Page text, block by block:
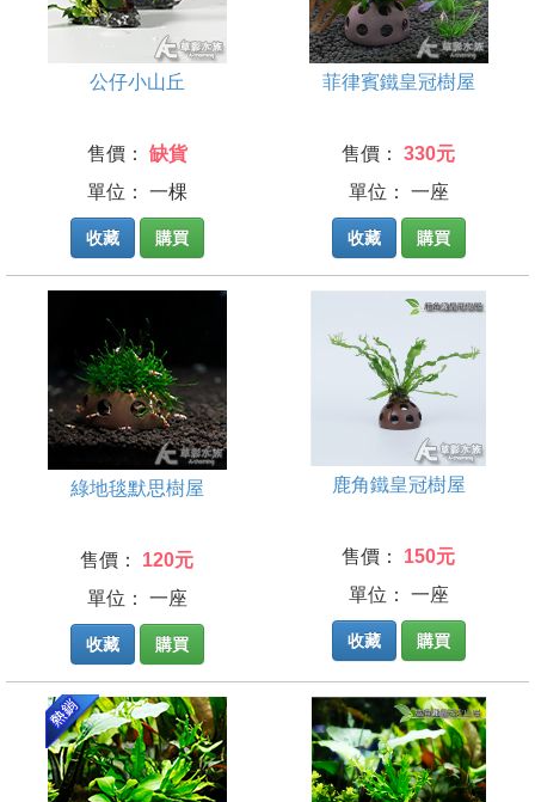
公仔小山丘
售價：
缺貨
單位： 一棵
收藏 購買
菲律賓鐵皇冠樹屋
售價：
330元
單位： 一座
收藏 購買
綠地毯默思樹屋
售價：
120元
單位： 一座
收藏 購買
鹿角鐵皇冠樹屋
售價：
150元
單位： 一座
收藏 購買